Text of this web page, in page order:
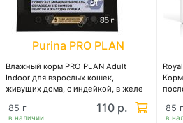
Purina PRO PLAN
Влажный корм PRO PLAN Adult
Indoor для взрослых кошек,
живущих дома, с индейкой, в желе
в наличии
85 г 110 р.
в
85 г